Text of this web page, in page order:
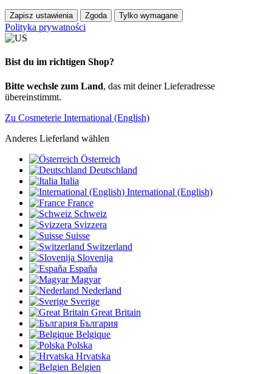
Zapisz ustawienia Zgoda Tylko wymagane
Polityka prywatności
Bist du im richtigen Shop?
Bitte wechsle zum Land, das mit deiner Lieferadresse
übereinstimmt.
Zu Cosmeterie International (English)
Anderes Lieferland wählen
Österreich
Deutschland
Italia
International (English)
France
Schweiz
Svizzera
Suisse
Switzerland
Slovenija
España
Magyar
Nederland
Sverige
Great Britain
България
Belgique
Polska
Hrvatska
Belgien